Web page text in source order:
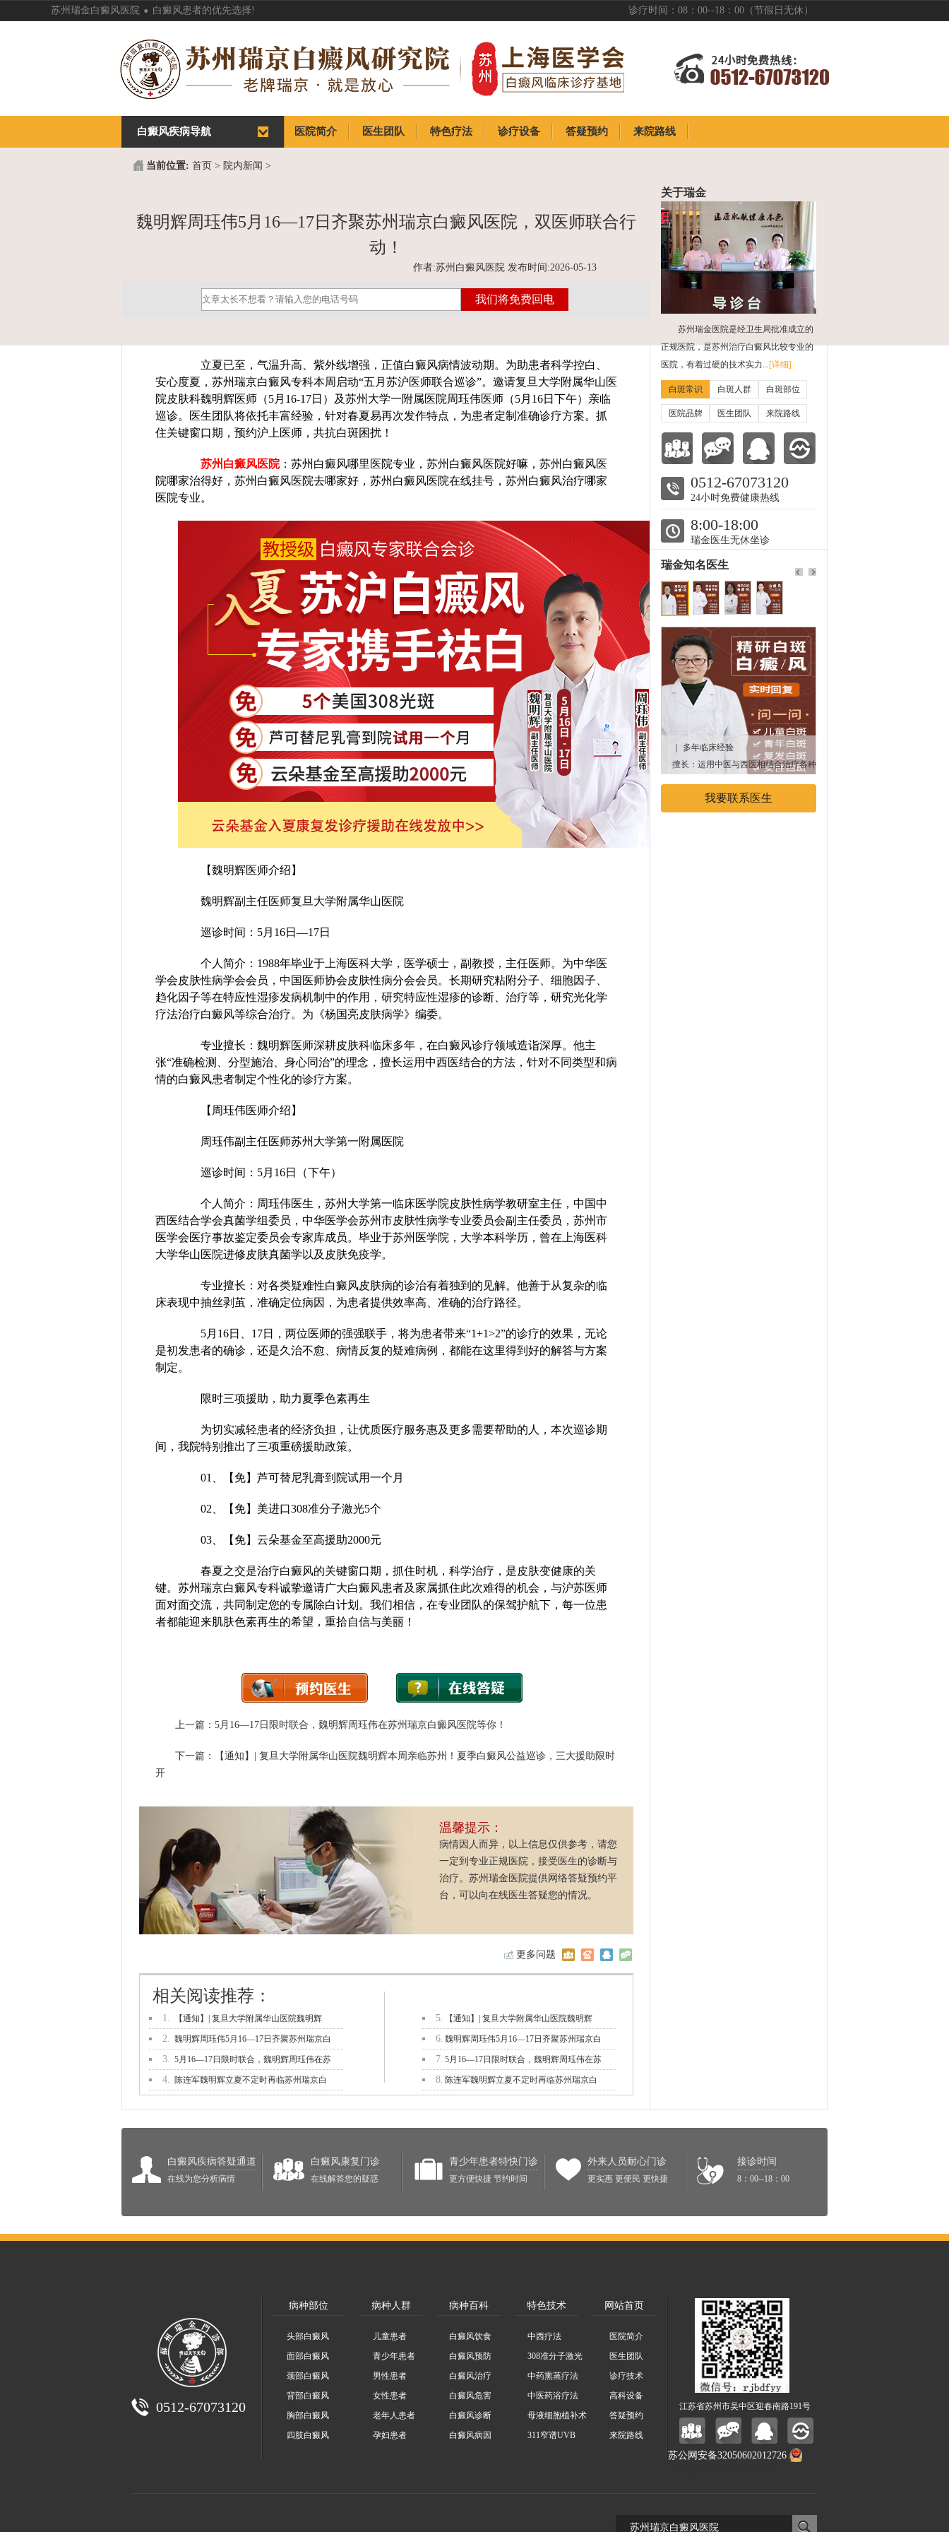
苏州瑞金白癜风医院 . 白癜风患者的优先选择! 诊疗时间：08：00--18：00（节假日无休）
首页
医院简介 医生团队 特色疗法 诊疗设备 答疑预约 来院路线
白癜风疾病导航
当前位置: 首页 > 院内新闻 >
魏明辉周珏伟5月16—17日齐聚苏州瑞京白癜风医院，双医师联合行
动！
作者:苏州白癜风医院 发布时间:2026-05-13
立夏已至，气温升高、紫外线增强，正值白癜风病情波动期。为助患者科学控白、
安心度夏，苏州瑞京白癜风专科本周启动“五月苏沪医师联合巡诊”。邀请复旦大学附属华山医
院皮肤科魏明辉医师（5月16-17日）及苏州大学一附属医院周珏伟医师（5月16日下午）亲临
巡诊。医生团队将依托丰富经验，针对春夏易再次发作特点，为患者定制准确诊疗方案。抓
住关键窗口期，预约沪上医师，共抗白斑困扰！
苏州白癜风医院：苏州白癜风哪里医院专业，苏州白癜风医院好嘛，苏州白癜风医
院哪家治得好，苏州白癜风医院去哪家好，苏州白癜风医院在线挂号，苏州白癜风治疗哪家
医院专业。
【魏明辉医师介绍】
魏明辉副主任医师复旦大学附属华山医院
巡诊时间：5月16日—17日
个人简介：1988年毕业于上海医科大学，医学硕士，副教授，主任医师。为中华医
学会皮肤性病学会会员，中国医师协会皮肤性病分会会员。长期研究粘附分子、细胞因子、
趋化因子等在特应性湿疹发病机制中的作用，研究特应性湿疹的诊断、治疗等，研究光化学
疗法治疗白癜风等综合治疗。为《杨国亮皮肤病学》编委。
专业擅长：魏明辉医师深耕皮肤科临床多年，在白癜风诊疗领域造诣深厚。他主
张“准确检测、分型施治、身心同治”的理念，擅长运用中西医结合的方法，针对不同类型和病
情的白癜风患者制定个性化的诊疗方案。
【周珏伟医师介绍】
周珏伟副主任医师苏州大学第一附属医院
巡诊时间：5月16日（下午）
个人简介：周珏伟医生，苏州大学第一临床医学院皮肤性病学教研室主任，中国中
西医结合学会真菌学组委员，中华医学会苏州市皮肤性病学专业委员会副主任委员，苏州市
医学会医疗事故鉴定委员会专家库成员。毕业于苏州医学院，大学本科学历，曾在上海医科
大学华山医院进修皮肤真菌学以及皮肤免疫学。
专业擅长：对各类疑难性白癜风皮肤病的诊治有着独到的见解。他善于从复杂的临
床表现中抽丝剥茧，准确定位病因，为患者提供效率高、准确的治疗路径。
5月16日、17日，两位医师的强强联手，将为患者带来“1+1>2”的诊疗的效果，无论
是初发患者的确诊，还是久治不愈、病情反复的疑难病例，都能在这里得到好的解答与方案
制定。
限时三项援助，助力夏季色素再生
为切实减轻患者的经济负担，让优质医疗服务惠及更多需要帮助的人，本次巡诊期
间，我院特别推出了三项重磅援助政策。
01、【免】芦可替尼乳膏到院试用一个月
02、【免】美进口308准分子激光5个
03、【免】云朵基金至高援助2000元
春夏之交是治疗白癜风的关键窗口期，抓住时机，科学治疗，是皮肤变健康的关
键。苏州瑞京白癜风专科诚挚邀请广大白癜风患者及家属抓住此次难得的机会，与沪苏医师
面对面交流，共同制定您的专属除白计划。我们相信，在专业团队的保驾护航下，每一位患
者都能迎来肌肤色素再生的希望，重拾自信与美丽！
上一篇： 5月16—17日限时联合，魏明辉周珏伟在苏州瑞京白癜风医院等你！
下一篇：
【通知】| 复旦大学附属华山医院魏明辉本周亲临苏州！夏季白癜风公益巡诊，三大援助限时
开
温馨提示：
病情因人而异，以上信息仅供参考，请您
一定到专业正规医院，接受医生的诊断与
治疗。苏州瑞金医院提供网络答疑预约平
台，可以向在线医生答疑您的情况。
更多问题
1. 【通知】| 复旦大学附属华山医院魏明辉
2. 魏明辉周珏伟5月16—17日齐聚苏州瑞京白
3. 5月16—17日限时联合，魏明辉周珏伟在苏
4. 陈连军魏明辉立夏不定时再临苏州瑞京白
5. 【通知】| 复旦大学附属华山医院魏明辉
6. 魏明辉周珏伟5月16—17日齐聚苏州瑞京白
7. 5月16—17日限时联合，魏明辉周珏伟在苏
8. 陈连军魏明辉立夏不定时再临苏州瑞京白
相关阅读推荐：
关于瑞金
苏州瑞金医院是经卫生局批准成立的
正规医院，是苏州治疗白癜风比较专业的
医院，有着过硬的技术实力...[详细]
白斑常识 白斑人群 白斑部位
医院品牌 医生团队 来院路线
0512-67073120
24小时免费健康热线
8:00-18:00
瑞金医生无休坐诊
瑞金知名医生
｜ 多年临床经验
擅长：运用中医与西医相结合治疗各种
我要联系医生
白癜风疾病答疑通道
在线为您分析病情
白癜风康复门诊
在线解答您的疑惑
青少年患者特快门诊
更方便快捷 节约时间
外来人员耐心门诊
更实惠 更便民 更快捷
接诊时间
8：00--18：00
0512-67073120
病种部位 病种人群 病种百科 特色技术 网站首页
头部白癜风
面部白癜风
颈部白癜风
背部白癜风
胸部白癜风
四肢白癜风
儿童患者
青少年患者
男性患者
女性患者
老年人患者
孕妇患者
白癜风饮食
白癜风预防
白癜风治疗
白癜风危害
白癜风诊断
白癜风病因
中西疗法
308准分子激光
中药熏蒸疗法
中医药浴疗法
母液细胞植补术
311窄谱UVB
医院简介
医生团队
诊疗技术
高科设备
答疑预约
来院路线
江苏省苏州市吴中区迎春南路191号
苏公网安备32050602012726